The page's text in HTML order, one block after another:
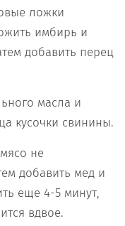
ложки
имбирь и
добавить перец
масла и
кусочки свинины.
не
добавить мед и
еще 4-5 минут,
вдвое.